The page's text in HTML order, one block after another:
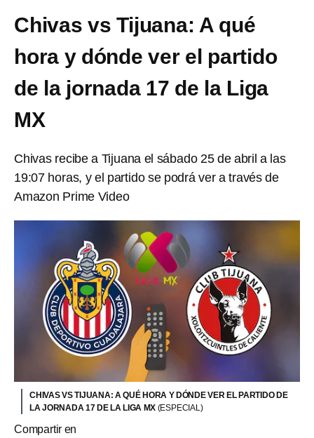
Chivas vs Tijuana: A qué
hora y dónde ver el partido
de la jornada 17 de la Liga
MX
Chivas recibe a Tijuana el sábado 25 de abril a las
19:07 horas, y el partido se podrá ver a través de
Amazon Prime Video
CHIVAS VS TIJUANA: A QUÉ HORA Y DÓNDE VER EL PARTIDO DE
LA JORNADA 17 DE LA LIGA MX (ESPECIAL)
Compartir en